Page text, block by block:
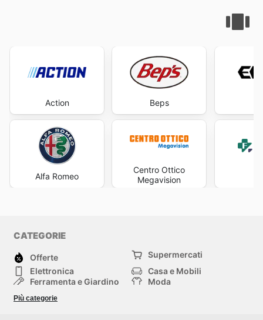
Action
Alfa Romeo
Beps
Centro Ottico
Megavision
CATEGORIE
Offerte
Supermercati
Elettronica
Casa e Mobili
Ferramenta e Giardino
Moda
Bambini e Neonati
Più categorie